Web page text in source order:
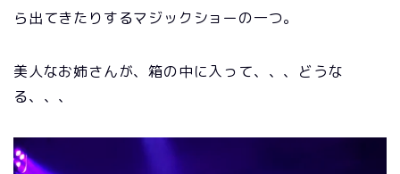
ら出てきたりするマジックショーの一つ。
美人なお姉さんが、箱の中に入って、、、どうな
る、、、